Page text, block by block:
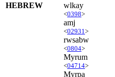
HEBREW wlkay
<0398>
amj
<02931 >
rwsabw
<0804>
Myrum
<04714>
Myrpa